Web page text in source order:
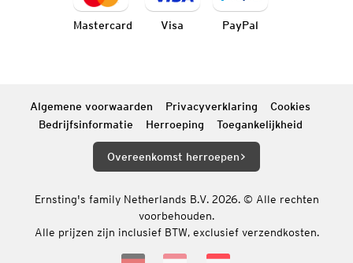
Mastercard Visa PayPal
Algemene voorwaarden Privacyverklaring
Cookies
Bedrijfsinformatie
Herroeping Toegankelijkheid
Overeenkomst herroepen
Ernsting's family Netherlands B.V. 2026. © Alle rechten
voorbehouden.
Alle prijzen zijn inclusief BTW, exclusief verzendkosten.